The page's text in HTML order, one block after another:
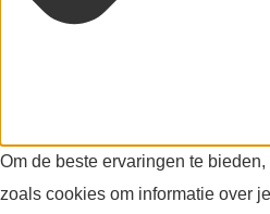
Om de beste ervaringen te
zoals cookies om informatie over